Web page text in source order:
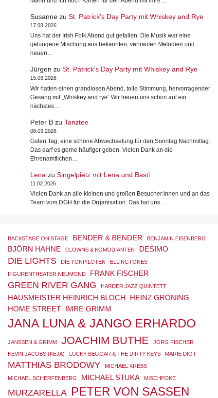
Susannezu St. Patrick’s Day Party mit Whiskey and Rye
17.03.2026
Uns hat der Irish Folk Abend gut gefallen. Die Musik war eine
gelungene Mischung aus bekannten, vertrauten Melodien und
neuen…
Jürgen zu St. Patrick’s Day Party mit Whiskey and Rye
15.03.2026
Wir hatten einen grandiosen Abend, tolle Stimmung, hervorragender
Gesang mit „Whiskey and rye“ Wir freuen uns schon auf ein
nächstes…
Peter Bzu Tanztee
08.03.2026
Guten Tag, eine schöne Abwechselung für den Sonntag Nachmittag.
Das darf es gerne häufiger geben. Vielen Dank an die
Ehrenamtlichen…
Lena zu Singelpietz mit Lena und Basti
11.02.2026
Vielen Dank an alle kleinen und großen Besucher:innen und an das
Team vom DGH für die Organisation. Das hat uns…
BACKSTAGE ON STAGE BENDER & BENDER BENJAMIN EISENBERG
BJÖRN HAHNE CLOWNS & KOMÖDIANTEN DESIMO
DIE LIGHTS DIE TONPILOTEN ELLINGTONES
FIGURENTHEATER NEUMOND FRANK FISCHER
GREEN RIVER GANG HARDER JAZZ QUINTETT
HAUSMEISTER HEINRICH BLOCH
HEINZ GRÖNING
HOME STREET IMRE GRIMM
JANA LUNA & JANGO ERHARDO
JANSSEN & GRIMM JOACHIM BUTHE
JÖRG FISCHER
KEVIN JACOBS (KEJA)
LUCKY BEGGAR & THE DIRTY KEYS MARIE DIOT
MATTHIAS BRODOWY MICHAEL KREBS
MICHAEL SCHERFENBERG MICHAEL STUKA MISCHPOKE
MURZARELLA PETER VON SASSEN